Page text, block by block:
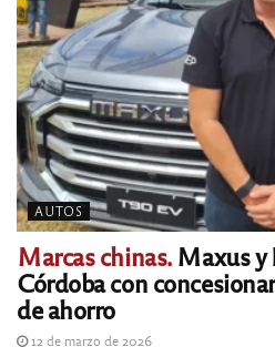
AUTOS
Marcas chinas.Maxus y
Córdoba con
de ahorro
12 de marzo de 2026